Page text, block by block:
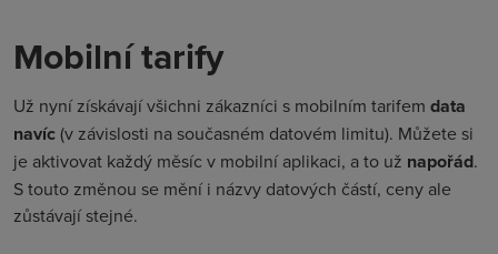
Mobilní tarify
Už nyní získávají všichni zákazníci s mobilním tarifem data
navíc(v závislosti na současném datovém limitu). Můžete si
je aktivovat každý měsíc v mobilní aplikaci, a to už napořád.
S touto změnou se mění i názvy datových částí, ceny ale
zůstávají stejné.